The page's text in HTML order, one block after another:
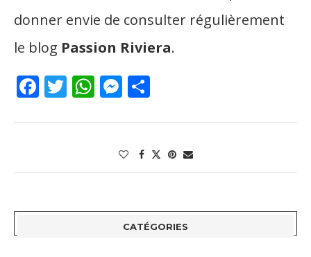
donner envie de consulter régulièrement
le blog Passion Riviera.
Facebook
Twitter
WhatsApp
Messenger
CATÉGORIES